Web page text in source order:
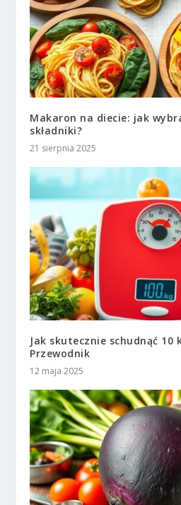
Makaron na diecie: jak
składniki?
21 sierpnia 2025
Jak skutecznie schudnąć 10
Przewodnik
12 maja 2025